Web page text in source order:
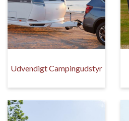
Udvendigt Campingudstyr